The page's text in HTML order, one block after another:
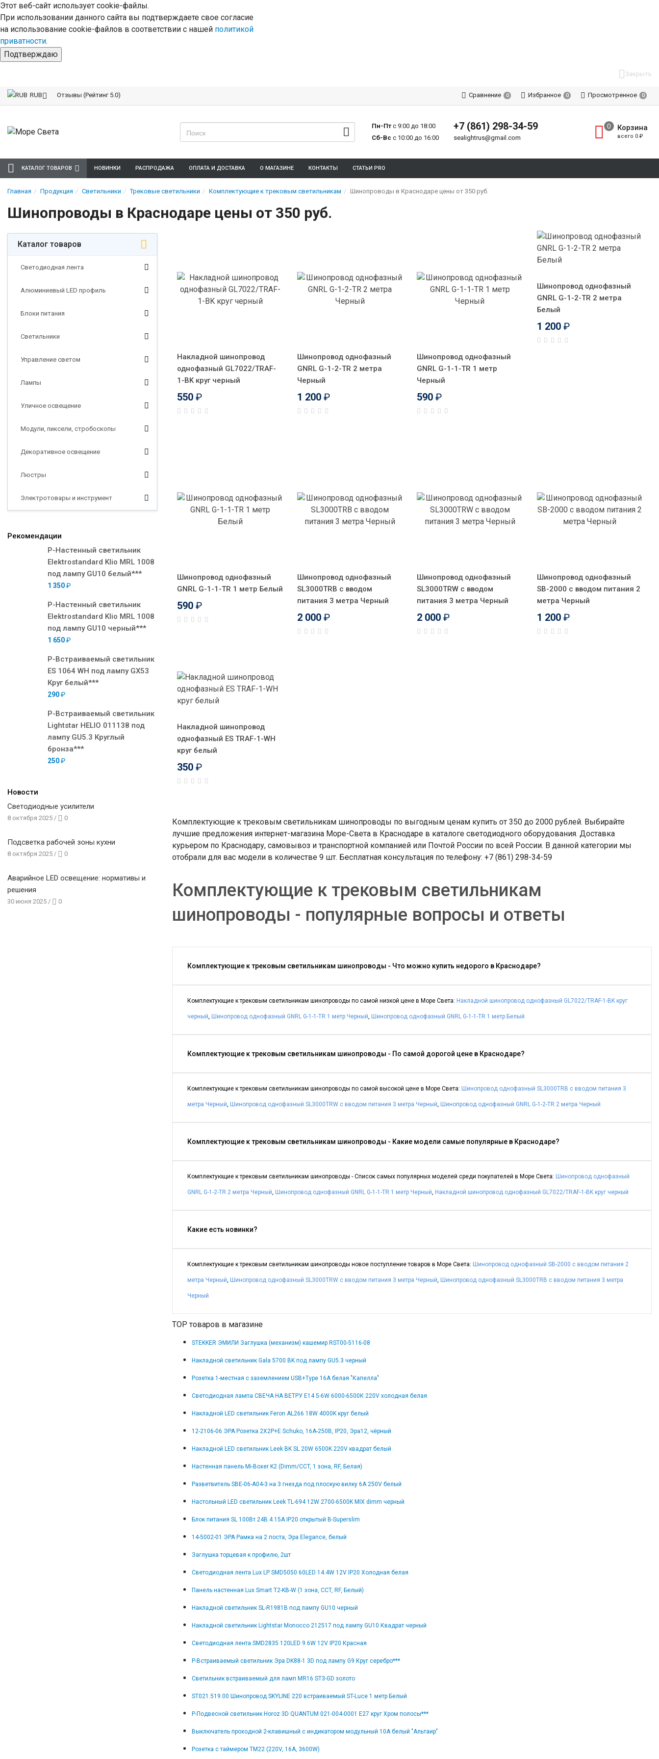
Этот веб-сайт использует cookie-файлы.
При использовании данного сайта вы подтверждаете свое согласие
на использование cookie-файлов в соответствии с нашей политикой
приватности.
Подтверждаю
Закрыть
RUB Отзывы (Рейтинг 5.0) Сравнение 0 Избранное 0 Просмотренное 0
Пн-Птс 9:00 до 18:00
Сб-Вс с 10:00 до 16:00
+7 (861) 298-34-59
sealightrus@gmail.com
Корзина
всего 0 ₽
КАТАЛОГ ТОВАРОВ НОВИНКИ РАСПРОДАЖА ОПЛАТА И ДОСТАВКА О МАГАЗИНЕ КОНТАКТЫ СТАТЬИ PRO
Главная Продукция Светильники Трековые светильники Комплектующие к трековым светильникам Шинопроводы в Краснодаре цены от 350 руб.
Шинопроводы в Краснодаре цены от 350 руб.
Каталог товаров
Светодиодная лента
Алюминиевый LED профиль
Блоки питания
Светильники
Управление светом
Лампы
Уличное освещение
Модули, пиксели, стробоскопы
Декоративное освещение
Люстры
Электротовары и инструмент
Рекомендации
Р-Настенный светильник
Elektrostandard Klio MRL 1008
под лампу GU10 белый***
1 350₽
Р-Настенный светильник
Elektrostandard Klio MRL 1008
под лампу GU10 черный***
1 650₽
Р-Встраиваемый светильник
ES 1064 WH под лампу GX53
Круг белый***
290₽
Р-Встраиваемый светильник
Lightstar HELIO 011138 под
лампу GU5.3 Круглый
бронза***
250₽
Новости
Светодиодные усилители
8 октября 2025 / 0
Подсветка рабочей зоны кухни
8 октября 2025 / 0
Аварийное LED освещение: нормативы и
решения
30 июня 2025 / 0
Накладной шинопровод
однофазный GL7022/TRAF-
1-BK круг черный
550 ₽
Шинопровод однофазный
GNRL G-1-2-TR 2 метра
Черный
1 200 ₽
Шинопровод однофазный
GNRL G-1-1-TR 1 метр
Черный
590 ₽
Шинопровод однофазный
GNRL G-1-2-TR 2 метра
Белый
1 200 ₽
Шинопровод однофазный
GNRL G-1-1-TR 1 метр Белый
590 ₽
Шинопровод однофазный
SL3000TRB с вводом
питания 3 метра Черный
2 000 ₽
Шинопровод однофазный
SL3000TRW с вводом
питания 3 метра Черный
2 000 ₽
Шинопровод однофазный
SB-2000 с вводом питания 2
метра Черный
1 200 ₽
Накладной шинопровод
однофазный ES TRAF-1-WH
круг белый
350 ₽
Комплектующие к трековым светильникам шинопроводы по выгодным ценам купить от 350 до 2000 рублей. Выбирайте
лучшие предложения интернет-магазина Море-Света в Краснодаре в каталоге светодиодного оборудования. Доставка
курьером по Краснодару, самовывоз и транспортной компанией или Почтой России по всей России. В данной категории мы
отобрали для вас модели в количестве 9 шт. Бесплатная консультация по телефону: +7 (861) 298-34-59
Комплектующие к трековым светильникам
шинопроводы - популярные вопросы и ответы
Комплектующие к трековым светильникам шинопроводы - Что можно купить недорого в Краснодаре?
Комплектующие к трековым светильникам шинопроводы по самой низкой цене в Море Света: Накладной шинопровод однофазный GL7022/TRAF-1-BK круг
черный, Шинопровод однофазный GNRL G-1-1-TR 1 метр Черный, Шинопровод однофазный GNRL G-1-1-TR 1 метр Белый
Комплектующие к трековым светильникам шинопроводы - По самой дорогой цене в Краснодаре?
Комплектующие к трековым светильникам шинопроводы по самой высокой цене в Море Света: Шинопровод однофазный SL3000TRB с вводом питания 3
метра Черный, Шинопровод однофазный SL3000TRW с вводом питания 3 метра Черный, Шинопровод однофазный GNRL G-1-2-TR 2 метра Черный
Комплектующие к трековым светильникам шинопроводы - Какие модели самые популярные в Краснодаре?
Комплектующие к трековым светильникам шинопроводы - Список самых популярных моделей среди покупателей в Море Света: Шинопровод однофазный
GNRL G-1-2-TR 2 метра Черный, Шинопровод однофазный GNRL G-1-1-TR 1 метр Черный, Накладной шинопровод однофазный GL7022/TRAF-1-BK круг черный
Какие есть новинки?
Комплектующие к трековым светильникам шинопроводы новое поступление товаров в Море Света: Шинопровод однофазный SB-2000 с вводом питания 2
метра Черный, Шинопровод однофазный SL3000TRW с вводом питания 3 метра Черный, Шинопровод однофазный SL3000TRB с вводом питания 3 метра
Черный
TOP товаров в магазине
STEKKER ЭМИЛИ Заглушка (механизм) кашемир RST00-5116-08
Накладной светильник Gala 5700 BK под лампу GU5.3 черный
Розетка 1-местная с заземлением USB+Type 16А белая "Капелла"
Светодиодная лампа СВЕЧА НА ВЕТРУ E14 5-6W 6000-6500К 220V холодная белая
Накладной LED светильник Feron AL266 18W 4000K круг белый
12-2106-06 ЭРА Розетка 2X2P+E Schuko, 16A-250В, IP20, Эра12, чёрный
Накладной LED светильник Leek BK SL 20W 6500K 220V квадрат белый
Настенная панель Mi-Boxer K2 (Dimm/CCT, 1 зона, RF, Белая)
Разветвитель SBE-06-A04-3 на 3 гнезда под плоскую вилку 6A 250V белый
Настольный LED светильник Leek TL-694 12W 2700-6500K MIX dimm черный
Блок питания SL 100Вт 24В 4.15А IP20 открытый B-Superslim
14-5002-01 ЭРА Рамка на 2 поста, Эра Elegance, белый
Заглушка торцевая к профилю, 2шт
Светодиодная лента Lux LP SMD5050 60LED 14.4W 12V IP20 Холодная белая
Панель настенная Lux Smart T2-KB-W (1 зона, CCT, RF, Белый)
Накладной светильник SL-R1981B под лампу GU10 черный
Накладной светильник Lightstar Monocco 212517 под лампу GU10 Квадрат черный
Светодиодная лента SMD2835 120LED 9.6W 12V IP20 Красная
Р-Встраиваемый светильник Эра DK88-1 3D под лампу G9 Круг серебро***
Светильник встраиваемый для ламп MR16 ST3-GD золото
ST021.519.00 Шинопровод SKYLINE 220 встраиваемый ST-Luce 1 метр Белый
Р-Подвесной светильник Horoz 3D QUANTUM 021-004-0001 E27 круг Хром полосы***
Выключатель проходной 2-клавишный с индикатором модульный 10А белый "Альтаир"
Розетка с таймером TM22 (220V, 16A, 3600W)